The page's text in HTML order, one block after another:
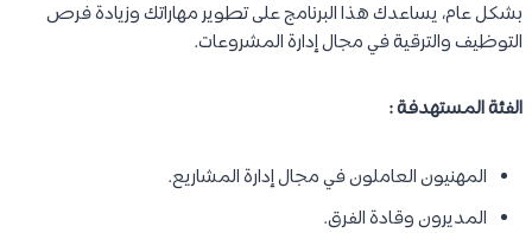
بشكل عام، يساعدك هذا البرنامج على تطوير مهاراتك وزيادة فرص
التوظيف والترقية في مجال إدارة المشروعات.
الفئة المستهدفة :
المهنيون العاملون في مجال إدارة المشاريع.
المديرون وقادة الفرق.